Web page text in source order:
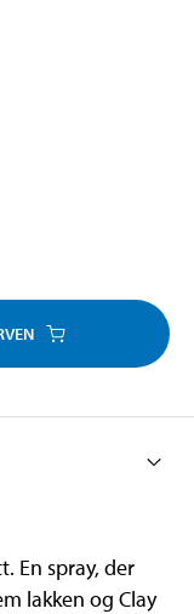
En spray, der
lakken og Clay